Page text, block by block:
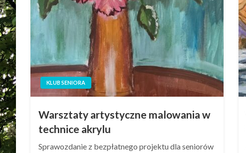
KLUB SENIORA
Warsztaty artystyczne malowania w
technice akrylu
Sprawozdanie z bezpłatnego projektu dla seniorów